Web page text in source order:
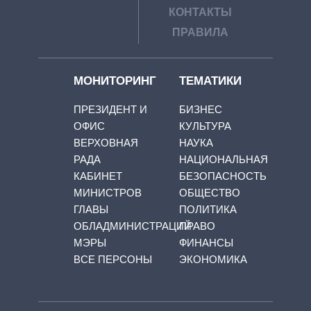
КОНТАКТЫ
ПРАВИЛА
МОНИТОРИНГ
ПРЕЗИДЕНТ И
ОФИС
ВЕРХОВНАЯ
РАДА
КАБИНЕТ
МИНИСТРОВ
ГЛАВЫ
ОБЛАДМИНИСТРАЦИЙ
МЭРЫ
ВСЕ ПЕРСОНЫ
ТЕМАТИКИ
БИЗНЕС
КУЛЬТУРА
НАУКА
НАЦИОНАЛЬНАЯ
БЕЗОПАСНОСТЬ
ОБЩЕСТВО
ПОЛИТИКА
ПРАВО
ФИНАНСЫ
ЭКОНОМИКА